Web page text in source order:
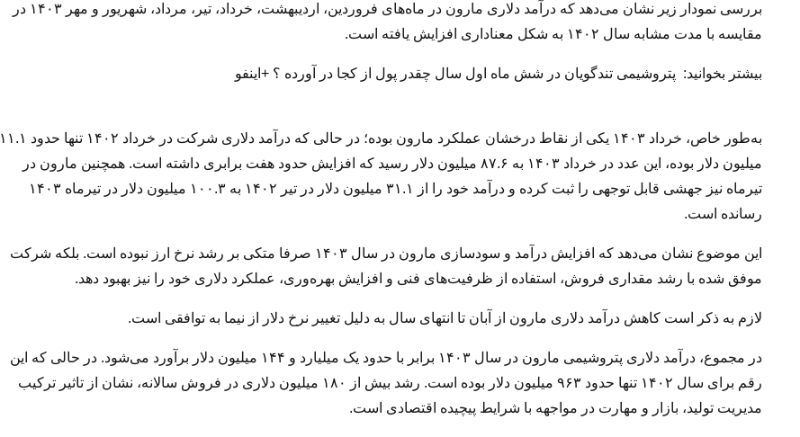
بررسی نمودار زیر نشان می‌دهد که درآمد دلاری مارون در ماه‌های فروردین، اردیبهشت، خرداد، تیر، مرداد، شهریور و مهر ۱۴۰۳ در
مقایسه با مدت مشابه سال ۱۴۰۲ به شکل معناداری افزایش یافته است.
بیشتر بخوانید: پتروشیمی تندگویان در شش ماه اول سال چقدر پول از کجا در آورده ؟ +اینفو
به‌طور خاص، خرداد ۱۴۰۳ یکی از نقاط درخشان عملکرد مارون بوده؛ در حالی‌ که درآمد دلاری شرکت در خرداد ۱۴۰۲ تنها حدود ۱۱.۱
میلیون دلار بوده، این عدد در خرداد ۱۴۰۳ به ۸۷.۶ میلیون دلار رسید که افزایش حدود هفت برابری داشته است. همچنین مارون در
تیرماه نیز جهشی قابل توجهی را ثبت کرده و درآمد خود را از ۳۱.۱ میلیون دلار در تیر ۱۴۰۲ به ۱۰۰.۳ میلیون دلار در تیرماه ۱۴۰۳
رسانده است.
این موضوع نشان می‌دهد که افزایش درآمد و سودسازی مارون در سال ۱۴۰۳ صرفا متکی بر رشد نرخ ارز نبوده است. بلکه شرکت
موفق شده با رشد مقداری فروش، استفاده از ظرفیت‌های فنی و افزایش بهره‌وری، عملکرد دلاری خود را نیز بهبود دهد.
لازم به ذکر است کاهش درآمد دلاری مارون از آبان تا انتهای سال به دلیل تغییر نرخ دلار از نیما به توافقی است.
در مجموع، درآمد دلاری پتروشیمی مارون در سال ۱۴۰۳ برابر با حدود یک میلیارد و ۱۴۴ میلیون دلار برآورد می‌شود. در حالی که این
رقم برای سال ۱۴۰۲ تنها حدود ۹۶۳ میلیون دلار بوده است. رشد بیش از ۱۸۰ میلیون دلاری در فروش سالانه، نشان از تاثیر ترکیب
مدیریت تولید، بازار و مهارت در مواجهه با شرایط پیچیده اقتصادی است.